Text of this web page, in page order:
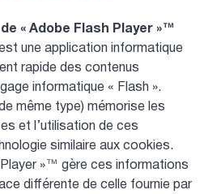
« Adobe Flash Player »™
une application informatique
rapide des contenus
informatique « Flash ».
même type) mémorise les
et l’utilisation de ces
similaire aux cookies.
»™ gère ces informations
différente de celle fournie par